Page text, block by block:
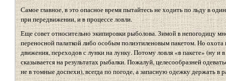
Самое главное, в это опасное время пытайтесь не ходить по льду в
при передвижении, и в процессе ловли.
Еще совет относительно экипировки рыболова. Зимой в непогодицу
переносной палаткой либо особым полиэтиленовым пакетом. Но охота
движения, переходов с лунки на лунку. Потому ловля «в пакете» (ну и
сказывается на результатах рыбалки. Пожалуй, целесообразней
не в томные доспехи), всегда по погоде, а запасную одежку держать в